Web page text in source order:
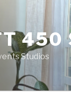
450
Studios